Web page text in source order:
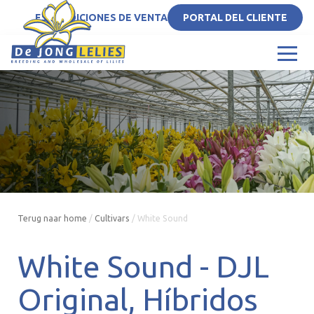
ESCONDICIONES DE VENTA PORTAL DEL CLIENTE
Terug naar home / Cultivars / White Sound
White Sound - DJL
Original Híbridos